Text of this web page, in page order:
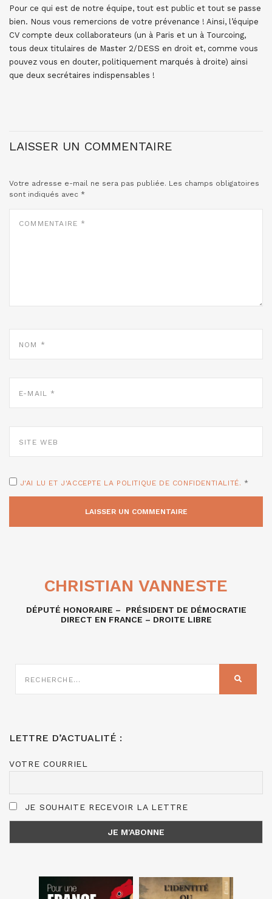
Pour ce qui est de notre équipe, tout est public et tout se passe
bien. Nous vous remercions de votre prévenance ! Ainsi, l’équipe
CV compte deux collaborateurs (un à Paris et un à Tourcoing,
tous deux titulaires de Master 2/DESS en droit et, comme vous
pouvez vous en douter, politiquement marqués à droite) ainsi
que deux secrétaires indispensables !
LAISSER UN COMMENTAIRE
Votre adresse e-mail ne sera pas publiée. Les champs obligatoires
sont indiqués avec *
MAIL
WEB
J'AI LU ET J'ACCEPTE LA POLITIQUE DE CONFIDENTIALITÉ. *
CHRISTIAN VANNESTE
DÉPUTÉ HONORAIRE – PRÉSIDENT DE DÉMOCRATIE
DIRECT EN FRANCE – DROITE LIBRE
SUR
LETTRE D’ACTUALITÉ :
VOTRE COURRIEL
JE SOUHAITE RECEVOIR LA LETTRE